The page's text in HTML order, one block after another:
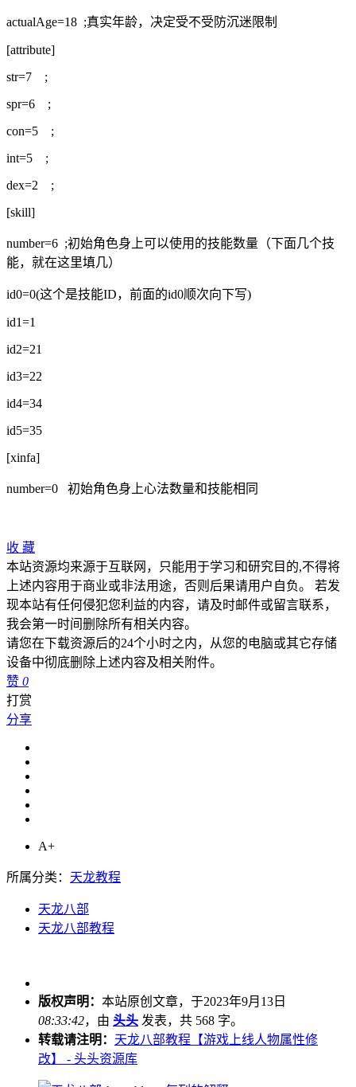
actualAge=18 ;真实年龄，决定受不受防沉迷限制
[attribute]
str=7 ;
spr=6 ;
con=5 ;
int=5 ;
dex=2 ;
[skill]
number=6 ;初始角色身上可以使用的技能数量（下面几个技
能，就在这里填几）
id0=0(这个是技能ID，前面的id0顺次向下写)
id1=1
id2=21
id3=22
id4=34
id5=35
[xinfa]
number=0 初始角色身上心法数量和技能相同
收 藏
本站资源均来源于互联网，只能用于学习和研究目的,不得将
上述内容用于商业或非法用途，否则后果请用户自负。 若发
现本站有任何侵犯您利益的内容，请及时邮件或留言联系，
我会第一时间删除所有相关内容。
请您在下载资源后的24个小时之内，从您的电脑或其它存储
设备中彻底删除上述内容及相关附件。
赞 0
打赏
分享
A+
所属分类： 天龙教程
天龙八部
天龙八部教程
版权声明： 本站原创文章，于2023年9月13日
08:33:42，由 头头 发表，共 568 字。
转载请注明： 天龙八部教程【游戏上线人物属性修
改】 - 头头资源库